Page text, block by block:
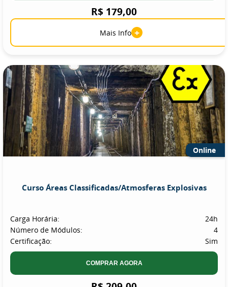
R$ 179,00
Mais Info +
Online
Curso Áreas Classificadas/Atmosferas Explosivas
Carga Horária:
24h
Número de Módulos:
4
Certificação:
Sim
COMPRAR AGORA